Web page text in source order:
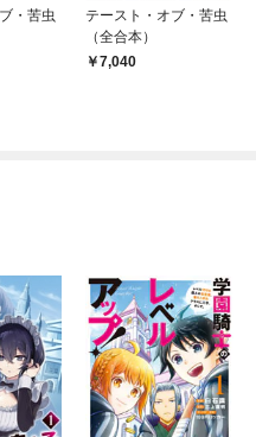
・苦虫
テースト・オブ・苦虫
（全合本）
7,040